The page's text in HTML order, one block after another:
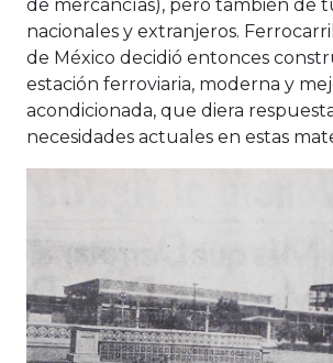
de mercancías), pero también de
nacionales y extranjeros.
de México decidió entonces
estación ferroviaria, moderna y
acondicionada, que diera
necesidades actuales en estas